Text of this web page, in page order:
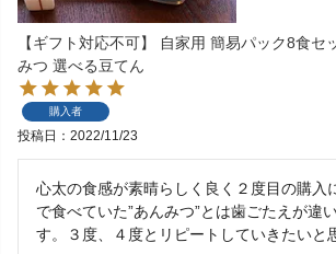
【ギフト対応不可】 自家用 簡易パック8食セ
みつ 選べる豆てん
購入者
投稿日 2022/11/23
心太の食感が素晴らしく良く２度目の購入
で食べていた”あんみつ”とは歯ごたえが違
す。３度、４度とリピートしていきたいと